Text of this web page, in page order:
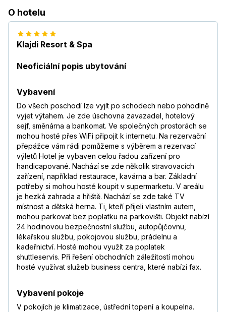
O hotelu
Klajdi Resort & Spa
Neoficiální popis ubytování
Vybavení
Do všech poschodí lze vyjít po schodech nebo pohodlně
vyjet výtahem. Je zde úschovna zavazadel, hotelový
sejf, směnárna a bankomat. Ve společných prostorách se
mohou hosté přes WiFi připojit k internetu. Na rezervační
přepážce vám rádi pomůžeme s výběrem a rezervací
výletů Hotel je vybaven celou řadou zařízení pro
handicapované. Nachází se zde několik stravovacích
zařízení, například restaurace, kavárna a bar. Základní
potřeby si mohou hosté koupit v supermarketu. V areálu
je hezká zahrada a hřiště. Nachází se zde také TV
místnost a dětská herna. Ti, kteří přijeli vlastním autem,
mohou parkovat bez poplatku na parkovišti. Objekt nabízí
24 hodinovou bezpečnostní službu, autopůjčovnu,
lékařskou službu, pokojovou službu, prádelnu a
kadeřnictví. Hosté mohou využít za poplatek
shuttleservis. Při řešení obchodních záležitostí mohou
hosté využívat služeb business centra, které nabízí fax.
Vybavení pokoje
V pokojích je klimatizace, ústřední topení a koupelna.